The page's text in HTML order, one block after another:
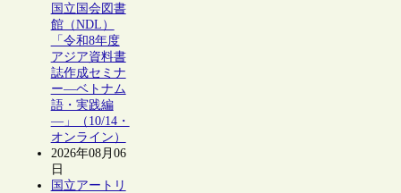
国立国会図書
館（NDL）
「令和8年度
アジア資料書
誌作成セミナ
ー―ベトナム
語・実践編
―」（10/14・
オンライン）
2026年08月06
日
国立アートリ